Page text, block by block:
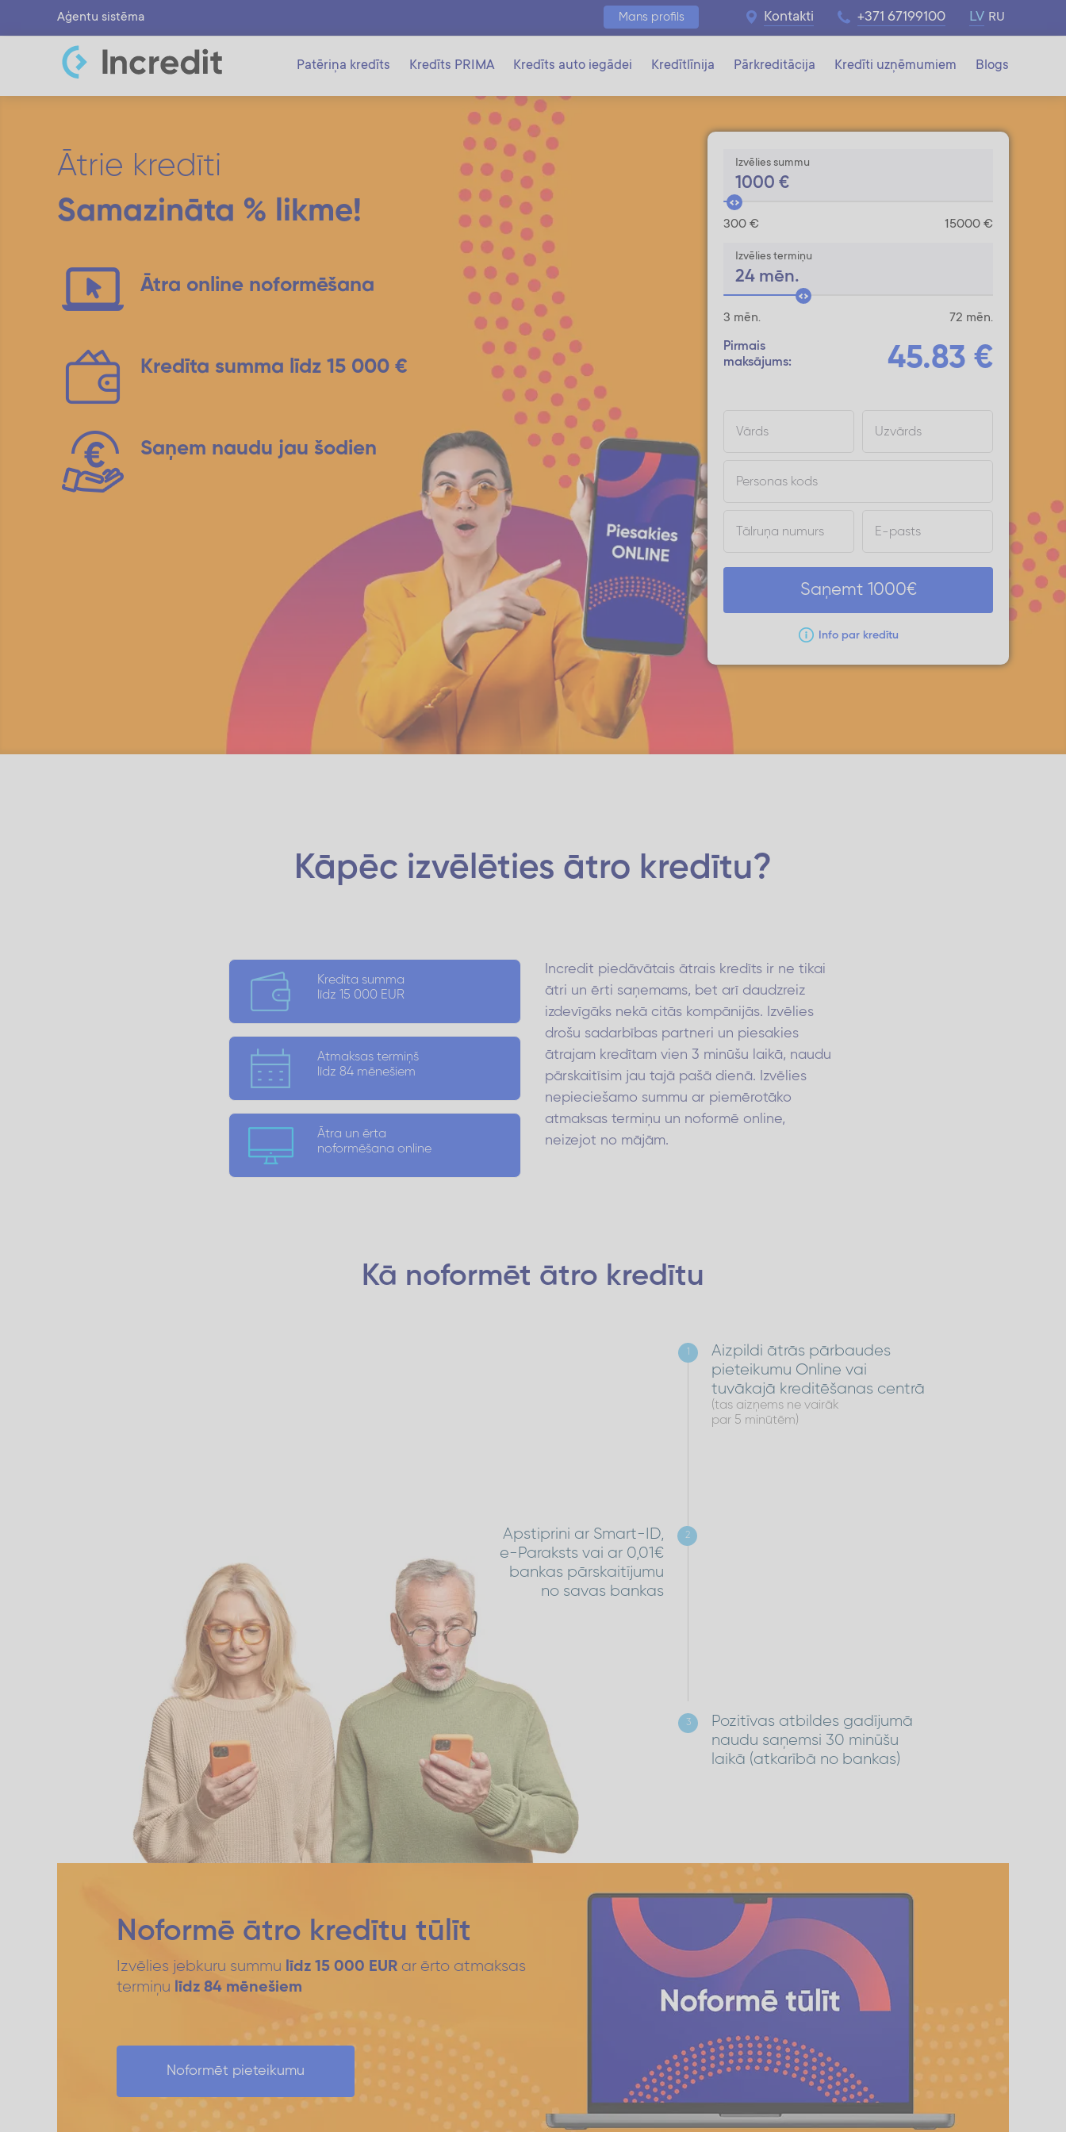
Aģentu sistēma Mans profils Kontakti +371 67199100 RU
LV
Patēriņa kredīts Kredīts PRIMA Kredīts auto iegādei Kredītlīnija Pārkreditācija Kredīti uzņēmumiem Blogs
Ātrie kredīti
Samazināta % likme!
Ātra online noformēšana
Kredīta summa līdz 15 000 €
Saņem naudu jau šodien
Izvēlies summu
1000 €
300 € 15000 €
Izvēlies termiņu
24 mēn.
3 mēn. 72 mēn.
Pirmais
maksājums:
45.83 €
Vārds Uzvārds
Personas kods
Tālruņa numurs E-pasts
Saņemt 1000€
Info par kredītu
Kāpēc izvēlēties ātro kredītu?
Kredīta summa
līdz 15 000 EUR
Atmaksas termiņš
līdz 84 mēnešiem
Ātra un ērta
noformēšana online
Incredit piedāvātais ātrais kredīts ir ne tikai
ātri un ērti saņemams, bet arī daudzreiz
izdevīgāks nekā citās kompānijās. Izvēlies
drošu sadarbības partneri un piesakies
ātrajam kredītam vien 3 minūšu laikā, naudu
pārskaitīsim jau tajā pašā dienā. Izvēlies
nepieciešamo summu ar piemērotāko
atmaksas termiņu un noformē online,
neizejot no mājām.
Kā noformēt ātro kredītu
Aizpildi ātrās pārbaudes
pieteikumu Online vai
tuvākajā kreditēšanas centrā
(tas aizņems ne vairāk
par 5 minūtēm)
2
Apstiprini ar Smart-ID,
e-Paraksts vai ar 0,01€
bankas pārskaitījumu
no savas bankas
3
Pozitīvas atbildes gadījumā
naudu saņemsi 30 minūšu
laikā (atkarībā no bankas)
Noformē ātro kredītu tūlīt
Izvēlies jebkuru summu līdz 15 000 EUR ar ērto atmaksas
termiņu līdz 84 mēnešiem
Noformēt pieteikumu